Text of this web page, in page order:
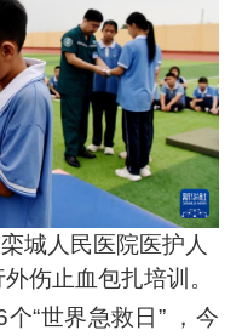
城人民医院医护人
伤止血包扎培训。
“世界急救日” ，今